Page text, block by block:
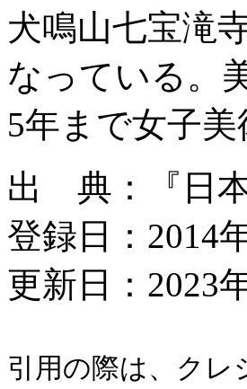
犬鳴山七宝滝
なっている。
5年まで女子
出 典：『日
登録日：2014
更新日：2023
引用の際は、クレ